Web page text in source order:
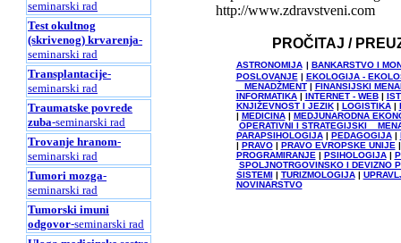
seminarski rad
Test okultnog
(skrivenog) krvarenja-
seminarski rad
Transplantacije-
seminarski rad
Traumatske povrede
zuba-seminarski rad
Trovanje hranom-
seminarski rad
Tumori mozga-
seminarski rad
Tumorski imuni
odgovor-seminarski rad
http://www.zdravstveni.com
PROČITAJ /
ASTRONOMIJA | BANKARSTVO I
POSLOVANJE| EKOLOGIJA -
MENADŽMENT | FINANSIJSKI
INFORMATIKA| INTERNET - WEB|
KNJIŽEVNOST I JEZIK| LOGISTIKA|
| MEDICINA| MEDJUNARODNA
OPERATIVNI I STRATEGIJSKI
PARAPSIHOLOGIJA| PEDAGOGIJA|
| PRAVO| PRAVO EVROPSKE UNIJE
PROGRAMIRANJE| PSIHOLOGIJA|
SPOLJNOTRGOVINSKO I DEVIZNO
SISTEMI| TURIZMOLOGIJA|
NOVINARSTVO